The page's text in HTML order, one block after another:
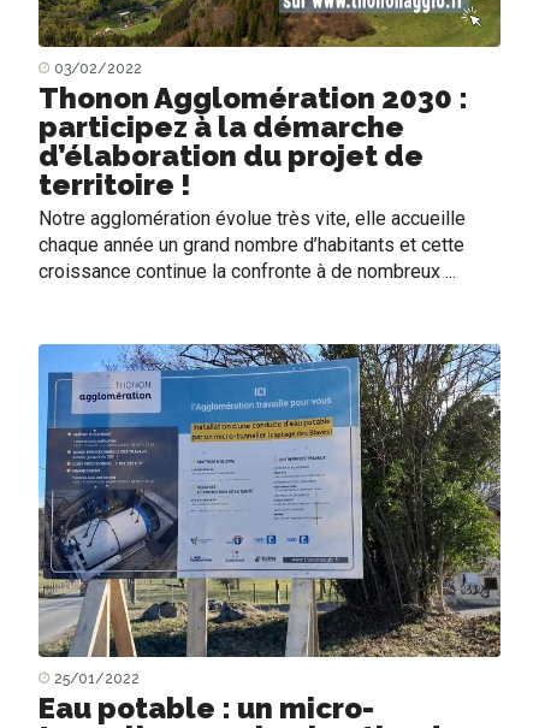
03/02/2022
Thonon Agglomération 2030 :
participez à la démarche
d’élaboration du projet de
territoire !
Notre agglomération évolue très vite, elle accueille
chaque année un grand nombre d’habitants et cette
croissance continue la confronte à de nombreux ...
25/01/2022
Eau potable : un micro-